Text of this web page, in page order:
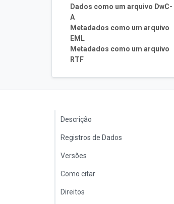
Dados como um arquivo DwC-
A
Metadados como um arquivo
EML
Metadados como um arquivo
RTF
Descrição
Registros de Dados
Versões
Como citar
Direitos